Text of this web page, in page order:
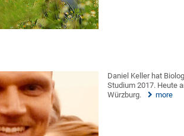
Daniel Keller hat
Studium 2017. Heute
Würzburg.
more